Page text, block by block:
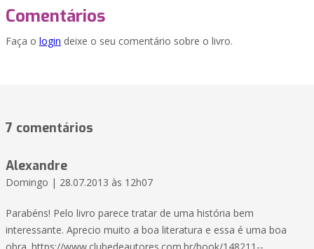
Comentários
Faça o login deixe o seu comentário sobre o livro.
7 comentários
Alexandre
Domingo | 28.07.2013 às 12h07
Parabéns! Pelo livro parece tratar de uma história bem
interessante. Aprecio muito a boa literatura e essa é uma boa